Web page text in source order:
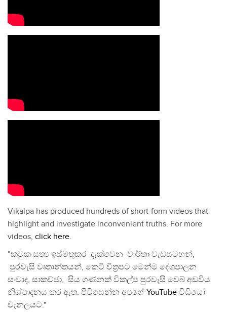
Vikalpa has produced hundreds of short-form videos that
highlight and investigate inconvenient truths. For more
videos, click here.
"කටුක සත්‍ය ඉස්මතුකර දැක්වෙන වාර්තා වැඩසටහන්,
පුරවැසි වෘතාන්තයන්, කෙටි චිත්‍රපට මෙන්ම දේශපාලන
සංවාද, සාකච්ඡා, සිය ගණනක් විකල්ප පුරවැසි වෙබ් අඩවිය
නිශ්පාදනය කර ඇත. පිවිසෙන්න අපගේ YouTube වීඩියෝ
චැනලයට."